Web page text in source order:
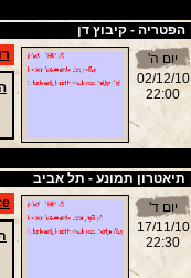
הפטריה - קיבוץ דן
יום ה'
02/12/10
22:00
תיאטרון תמונע - תל אביב
יום ד'
17/11/10
22:30